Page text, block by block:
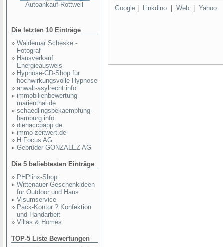
Autoankauf Rottweil
Die letzten 10 Einträge
» Waldemar Scheske -
Fotograf
» Hausverkauf
Energieausweis
» Hypnose-CD-Shop für
hochwirkungsvolle Hypnose
» anwalt-asylrecht.info
» immobilienbewertung-
marienthal.de
» schaedlingsbekaempfung-
hamburg.info
» diehaccpapp.de
» immo-zeitwert.de
» H Focus AG
» Gebrüder GONZALEZ AG
Die 5 beliebtesten Einträge
» PHPlinx-Shop
» Wittenauer-Geschenkideen
für Outdoor und Haus
» Visumservice
» Pack-Kontor ? Konfektion
und Handarbeit
» Villas & Homes
TOP-5 Liste Bewertungen
Google
Linkdino Web Yahoo